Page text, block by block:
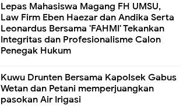
Lepas Mahasiswa Magang FH UMSU,
Law Firm Eben Haezar dan Andika Serta
Leonardus Bersama 'FAHMI' Tekankan
Integritas dan Profesionalisme Calon
Penegak Hukum
Kuwu Drunten Bersama Kapolsek Gabus
Wetan dan Petani memperjuangkan
pasokan Air Irigasi